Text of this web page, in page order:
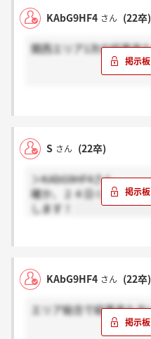
KAbG9HF4 さん (22卒)
関西エリア1次の結果来
S さん (22卒)
＞KAbG9HF4さん
確か、２４日くらいに
します！
KAbG9HF4 さん (22卒)
エリア総合で結果来た方